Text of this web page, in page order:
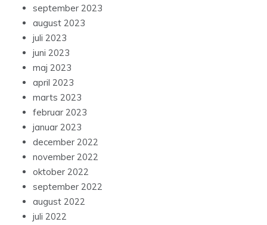
september 2023
august 2023
juli 2023
juni 2023
maj 2023
april 2023
marts 2023
februar 2023
januar 2023
december 2022
november 2022
oktober 2022
september 2022
august 2022
juli 2022